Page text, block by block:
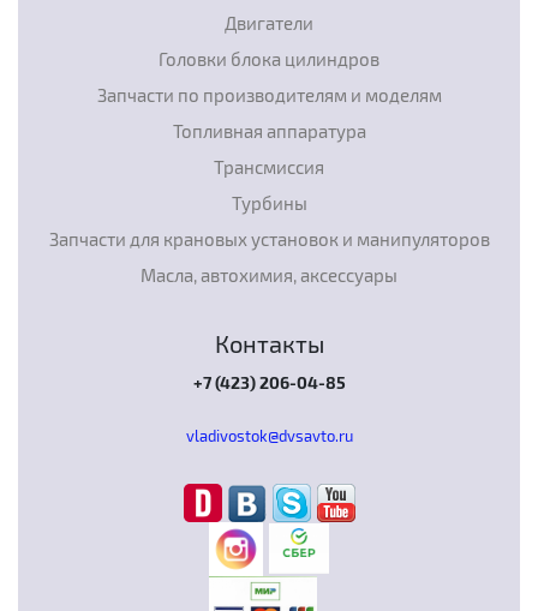
Двигатели
Головки блока цилиндров
Запчасти по производителям и моделям
Топливная аппаратура
Трансмиссия
Турбины
Запчасти для крановых установок и манипуляторов
Масла, автохимия, аксессуары
Контакты
+7 (423) 206-04-85
vladivostok@dvsavto.ru